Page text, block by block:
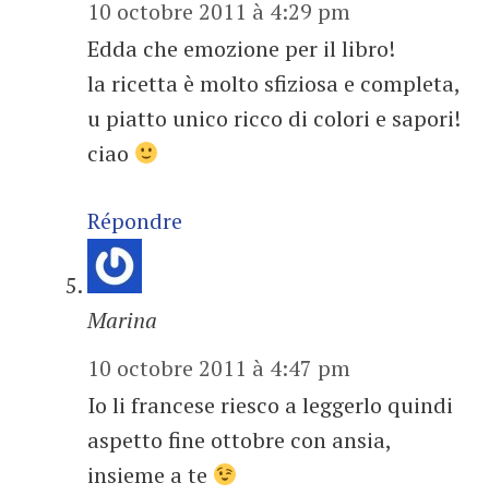
10 octobre 2011 à 4:29 pm
Edda che emozione per il libro!
la ricetta è molto sfiziosa e completa,
u piatto unico ricco di colori e sapori!
ciao
Répondre
Marina
10 octobre 2011 à 4:47 pm
Io li francese riesco a leggerlo quindi
aspetto fine ottobre con ansia,
insieme a te